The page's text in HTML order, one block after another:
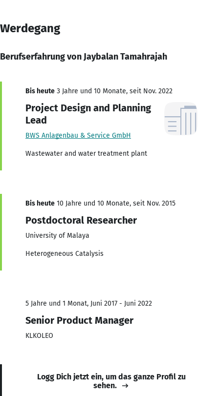
Werdegang
Berufserfahrung von Jaybalan Tamahrajah
Bis heute 3 Jahre und 10 Monate, seit Nov. 2022
Project Design and Planning
Lead
BWS Anlagenbau & Service GmbH
Wastewater and water treatment plant
Bis heute 10 Jahre und 10 Monate, seit Nov. 2015
Postdoctoral Researcher
University of Malaya
Heterogeneous Catalysis
5 Jahre und 1 Monat, Juni 2017 - Juni 2022
Senior Product Manager
KLKOLEO
Logg Dich jetzt ein, um das ganze Profil zu
sehen.